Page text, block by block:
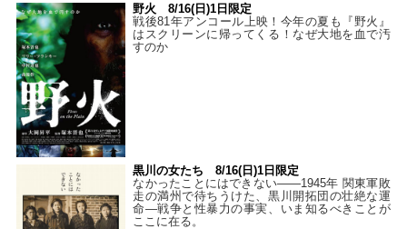
野火 8/16(日)1日限定
戦後81年アンコール上映！今年の夏も『野火』
はスクリーンに帰ってくる！なぜ大地を血で汚
すのか
黒川の女たち 8/16(日)1日限定
なかったことにはできない——1945年 関東軍敗
走の満州で待ちうけた、黒川開拓団の壮絶な運
命―戦争と性暴力の事実、いま知るべきことが
ここに在る。